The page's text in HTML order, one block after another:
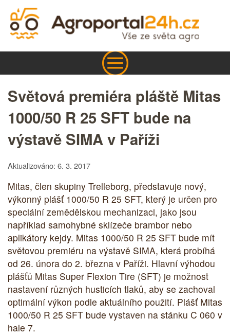
Světová premiéra pláště Mitas
1000/50 R 25 SFT bude na
výstavě SIMA v Paříži
Aktualizováno: 6. 3. 2017
Mitas, člen skupiny Trelleborg, představuje nový,
výkonný plášť 1000/50 R 25 SFT, který je určen pro
speciální zemědělskou mechanizaci, jako jsou
například samohybné sklízeče brambor nebo
aplikátory kejdy. Mitas 1000/50 R 25 SFT bude mít
světovou premiéru na výstavě SIMA, která probíhá
od 26. února do 2. března v Paříži. Hlavní výhodou
plášťů Mitas Super Flexion Tire (SFT) je možnost
nastavení různých husticích tlaků, aby se zachoval
optimální výkon podle aktuálního použití. Plášť Mitas
1000/50 R 25 SFT bude vystaven na stánku C 060 v
hale 7.